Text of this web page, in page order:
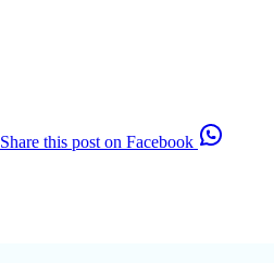
Share this post on Facebook